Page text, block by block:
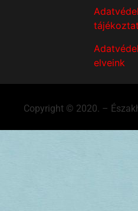
elveink
Copyright © 2020. –